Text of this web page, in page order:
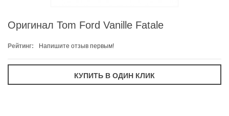
Оригинал Tom Ford Vanille Fatale
Рейтинг: Напишите отзыв первым!